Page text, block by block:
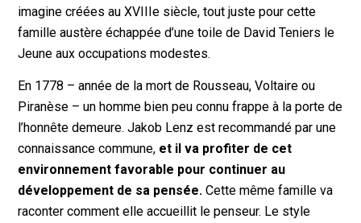
imagine créées au XVIIIe siècle, tout juste pour cette
famille austère échappée d’une toile de David Teniers le
Jeune aux occupations modestes.
En 1778 – année de la mort de Rousseau, Voltaire ou
Piranèse – un homme bien peu connu frappe à la porte de
l’honnête demeure. Jakob Lenz est recommandé par une
connaissance commune, et il va profiter de cet
environnement favorable pour continuer au
développement de sa pensée. Cette même famille va
raconter comment elle accueillit le penseur. Le style